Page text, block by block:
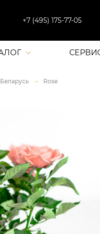
+7 (495) 175-77-05
Беларусь Rose